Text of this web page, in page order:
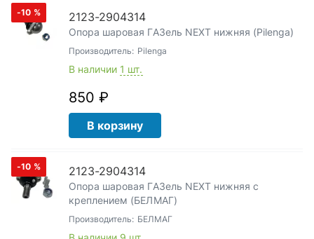
-10 % 2123-2904314
Опора шаровая ГАЗель NEXT нижняя (Pilenga)
Производитель: Pilenga
В наличии 1 шт.
850 ₽
В корзину
-10 % 2123-2904314
Опора шаровая ГАЗель NEXT нижняя с
креплением (БЕЛМАГ)
Производитель: БЕЛМАГ